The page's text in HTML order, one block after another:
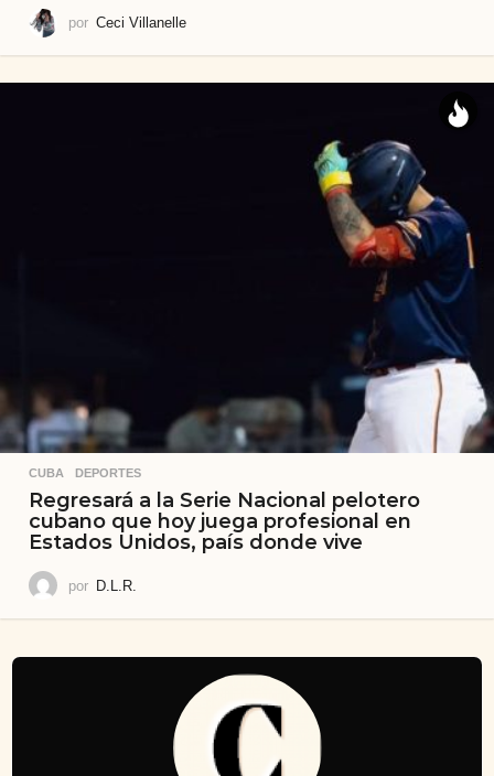
por Ceci Villanelle
CUBA ,DEPORTES
Regresará a la Serie Nacional pelotero
cubano que hoy juega profesional en
Estados Unidos, país donde vive
por D.L.R.